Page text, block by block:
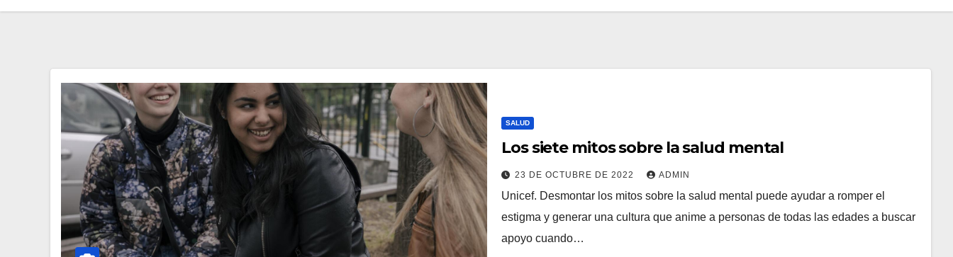
SALUD
Los siete mitos sobre la salud mental
23 DE OCTUBRE DE 2022 ADMIN
Unicef. Desmontar los mitos sobre la salud mental puede ayudar a romper el
estigma y generar una cultura que anime a personas de todas las edades a buscar
apoyo cuando…